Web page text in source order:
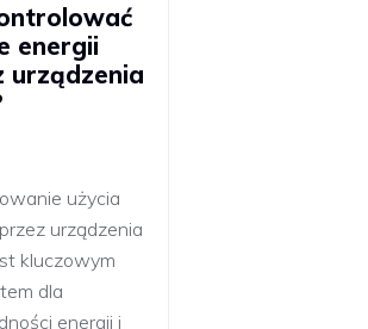
energii
urządzenia
użycia
urządzenia
kluczowym
dla
energii i